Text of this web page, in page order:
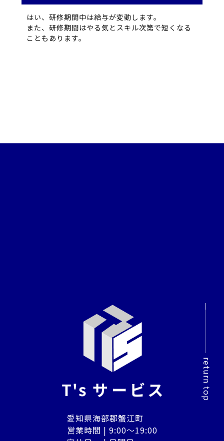
はい、研修期間中は給与が変動します。
また、研修期間はやる気とスキル次第で短くなる
こともあります。
return top
愛知県海部郡蟹江町
営業時間 | 9:00～19:00